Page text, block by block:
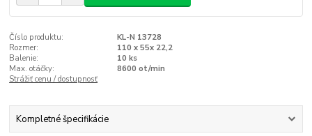
Číslo produktu:
KL-N 13728
Rozmer:
110 x 55x 22,2
Balenie:
10 ks
Max. otáčky:
8600 ot/min
Strážiť cenu / dostupnosť
Kompletné špecifikácie